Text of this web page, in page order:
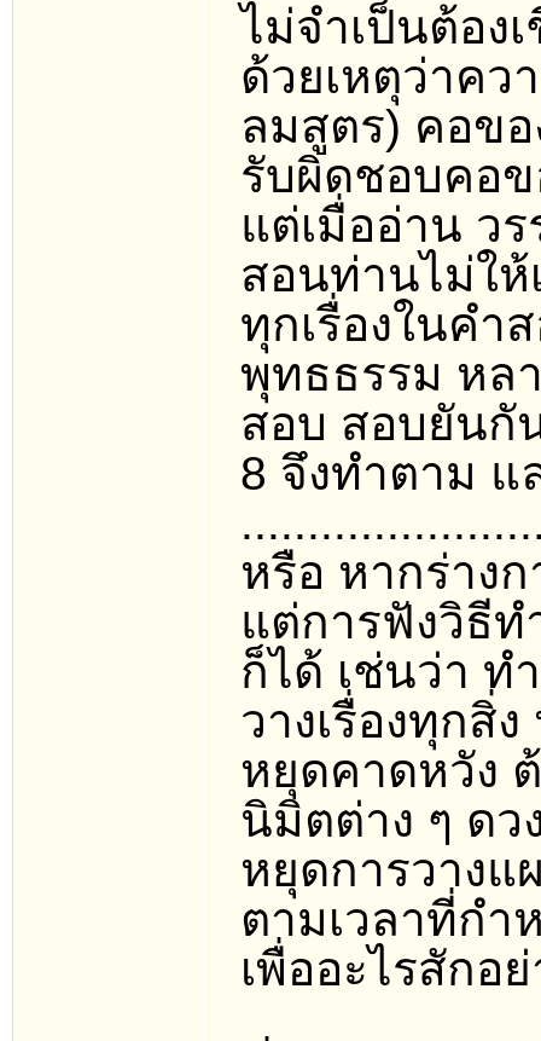
ไม่จำเป็นต้อง
ด้วยเหตุว่าคว
ลมสูตร) คอข
รับผิดชอบคอ
แต่เมื่ออ่าน ว
สอนท่านไม่ให้
ทุกเรื่องในคำ
พุทธธรรม หล
สอบ สอบยันกั
8 จึงทำตาม แ
หรือ หากร่าง
แต่การฟังวิธีท
ก็ได้ เช่นว่า ท
วางเรื่องทุกสิ่
หยุดคาดหวัง
นิมิตต่าง ๆ ดว
หยุดการวางแ
ตามเวลาที่กำ
เพื่ออะไรสักอ